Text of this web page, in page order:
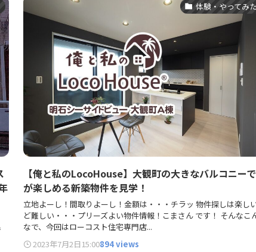
体験・やってみ
【俺と私のLocoHouse】大観町の大きなバルコニー
が楽しめる新築物件を見学！
立地よーし！間取りよーし！金額は・・・チラッ 物件探しは楽し
ど難しい・・・プリーズよい物件情報！こまさん です！ そんなこ
なで、今回はローコスト住宅専門店...
2023年7月2日15:00894 views